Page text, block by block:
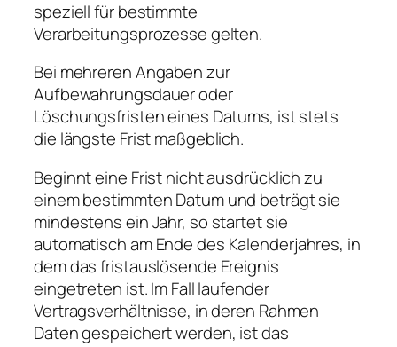
speziell für bestimmte
Verarbeitungsprozesse gelten.
Bei mehreren Angaben zur
Aufbewahrungsdauer oder
Löschungsfristen eines Datums, ist stets
die längste Frist maßgeblich.
Beginnt eine Frist nicht ausdrücklich zu
einem bestimmten Datum und beträgt sie
mindestens ein Jahr, so startet sie
automatisch am Ende des Kalenderjahres, in
dem das fristauslösende Ereignis
eingetreten ist. Im Fall laufender
Vertragsverhältnisse, in deren Rahmen
Daten gespeichert werden, ist das